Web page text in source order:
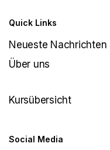
Quick Links
Neueste Nachrichten
Über uns
Kursübersicht
Social Media